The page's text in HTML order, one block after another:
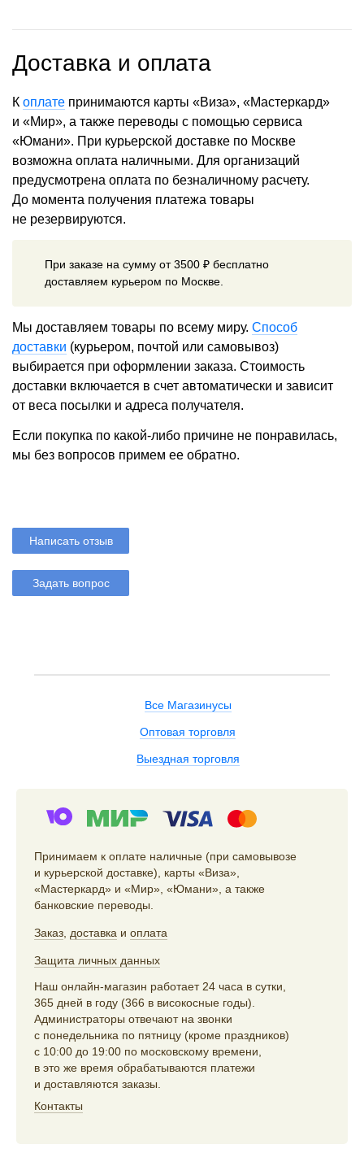
Доставка и оплата
К оплате принимаются карты «Виза», «Мастеркард»
и «Мир», а также переводы с помощью сервиса
«Юмани». При курьерской доставке по Москве
возможна оплата наличными. Для организаций
предусмотрена оплата по безналичному расчету.
До момента получения платежа товары
не резервируются.
При заказе на сумму от 3500 ₽ бесплатно
доставляем курьером по Москве.
Мы доставляем товары по всему миру. Способ
доставки (курьером, почтой или самовывоз)
выбирается при оформлении заказа. Стоимость
доставки включается в счет автоматически и зависит
от веса посылки и адреса получателя.
Если покупка по какой-либо причине не понравилась,
мы без вопросов примем ее обратно.
Написать отзыв
Задать вопрос
Все Магазинусы
Оптовая торговля
Выездная торговля
Принимаем к оплате наличные (при самовывозе
и курьерской доставке), карты «Виза»,
«Мастеркард» и «Мир», «Юмани», а также
банковские переводы.
Заказ, доставка и оплата
Защита личных данных
Наш онлайн-магазин работает 24 часа в сутки,
365 дней в году (366 в високосные годы).
Администраторы отвечают на звонки
с понедельника по пятницу (кроме праздников)
с 10:00 до 19:00 по московскому времени,
в это же время обрабатываются платежи
и доставляются заказы.
Контакты